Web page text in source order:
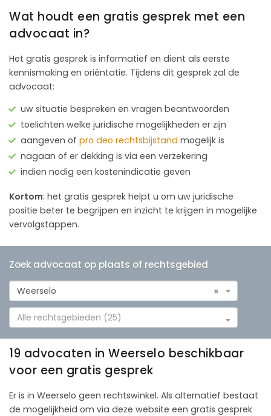
Wat houdt een gratis gesprek met een
advocaat in?
Het gratis gesprek is informatief en dient als eerste
kennismaking en oriëntatie. Tijdens dit gesprek zal de
advocaat:
uw situatie bespreken en vragen beantwoorden
toelichten welke juridische mogelijkheden er zijn
aangeven of pro deo rechtsbijstand mogelijk is
nagaan of er dekking is via een verzekering
indien nodig een kostenindicatie geven
Kortom: het gratis gesprek helpt u om uw juridische
positie beter te begrijpen en inzicht te krijgen in mogelijke
vervolgstappen.
Zoek advocaat op plaats of rechtsgebied
×
Weerselo
Alle rechtsgebieden (25)
19 advocaten in Weerselo beschikbaar
voor een gratis gesprek
Er is in Weerselo geen rechtswinkel. Als alternatief bestaat
de mogelijkheid om via deze website een gratis gesprek